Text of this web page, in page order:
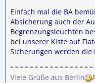
Einfach mal die BA
Absicherung auch der
Begrenzungsleuchten
bei unserer Kiste auf
Sicherungen werden
Viele Grüße aus Berlin